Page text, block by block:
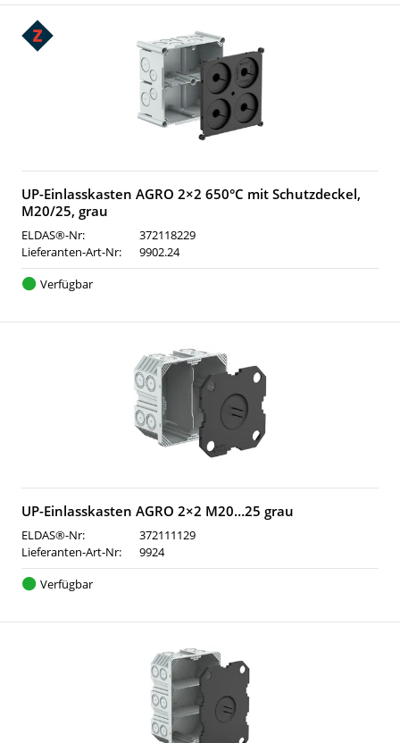
UP-Einlasskasten AGRO 2×2 650°C mit Schutzdeckel,
M20/25, grau
ELDAS®-Nr:
372118229
Lieferanten-Art-Nr:
9902.24
Verfügbar
UP-Einlasskasten AGRO 2×2 M20…25 grau
ELDAS®-Nr:
372111129
Lieferanten-Art-Nr:
9924
Verfügbar